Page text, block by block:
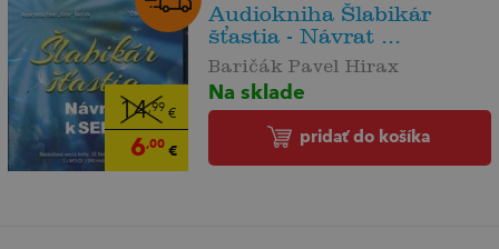
14,99 €
6,00€
Audiokniha Šlabikár
šťastia - Návrat ...
Baričák Pavel Hirax
Na sklade
pridať do košíka